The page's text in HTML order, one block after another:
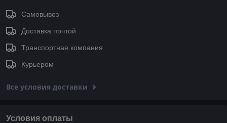
Самовывоз
Доставка почтой
Транспортная компания
Курьером
Все условия доставки
Условия оплаты